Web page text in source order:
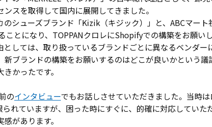
スを取得して国内に展開してきました。
シューズブランド「Kizik（キジック）」と、ABCマー
ことになり、TOPPANクロレにShopifyでの構築をお願い
しては、取り扱っているブランドごとに異なるベンダ
ブランドの構築をお願いするのはどこが良いかという
かったです。
のインタビューでもお話しさせていただきました。当時
れていますが、困った時にすぐに、的確に対応してい
があります。